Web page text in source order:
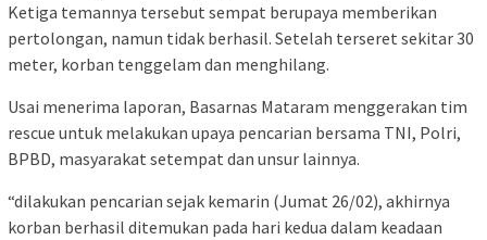
Ketiga temannya tersebut sempat berupaya memberikan
pertolongan, namun tidak berhasil. Setelah terseret sekitar 30
meter, korban tenggelam dan menghilang.
Usai menerima laporan, Basarnas Mataram menggerakan tim
rescue untuk melakukan upaya pencarian bersama TNI, Polri,
BPBD, masyarakat setempat dan unsur lainnya.
“dilakukan pencarian sejak kemarin (Jumat 26/02), akhirnya
korban berhasil ditemukan pada hari kedua dalam keadaan